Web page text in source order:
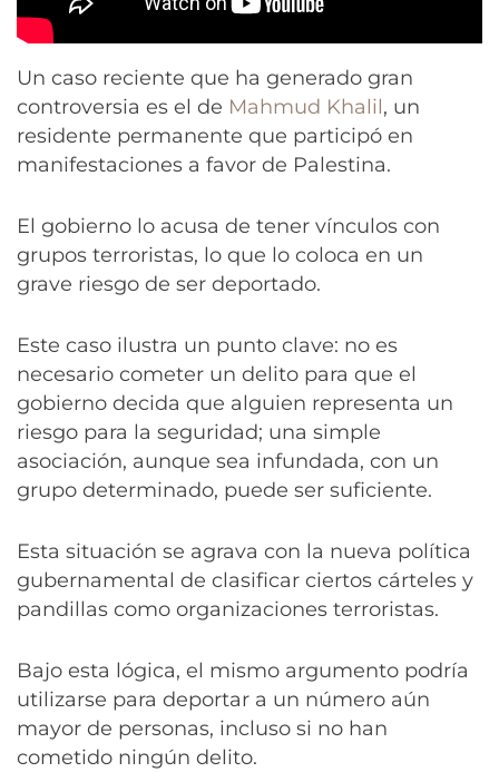
Un caso reciente que ha generado gran
controversia es el de Mahmud Khalil, un
residente permanente que participó en
manifestaciones a favor de Palestina.
El gobierno lo acusa de tener vínculos con
grupos terroristas, lo que lo coloca en un
grave riesgo de ser deportado.
Este caso ilustra un punto clave: no es
necesario cometer un delito para que el
gobierno decida que alguien representa un
riesgo para la seguridad; una simple
asociación, aunque sea infundada, con un
grupo determinado, puede ser suficiente.
Esta situación se agrava con la nueva política
gubernamental de clasificar ciertos cárteles y
pandillas como organizaciones terroristas.
Bajo esta lógica, el mismo argumento podría
utilizarse para deportar a un número aún
mayor de personas, incluso si no han
cometido ningún delito.